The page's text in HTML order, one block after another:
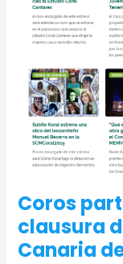
Coros
clausura
Canaria
clausura
IV
Semana
Canaria
Música